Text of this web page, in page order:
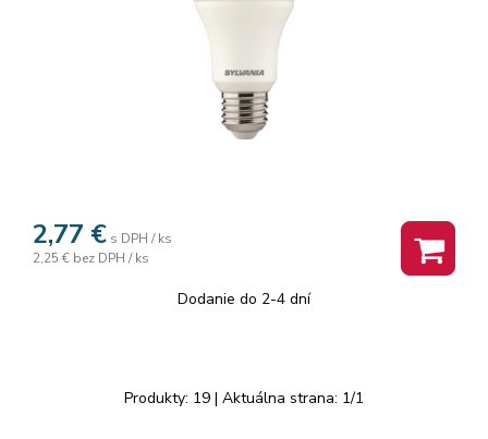
2,77 € s DPH / ks
2,25 € bez DPH / ks
Dodanie do 2-4 dní
Produkty: 19 | Aktuálna strana: 1/1